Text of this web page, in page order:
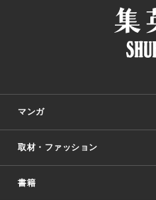
マンガ
少年マンガ
取材・ファッション
書籍